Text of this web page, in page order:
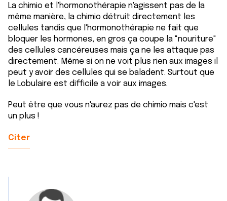
La chimio et l'hormonothérapie n'agissent pas de la
même manière, la chimio détruit directement les
cellules tandis que l'hormonothérapie ne fait que
bloquer les hormones, en gros ça coupe la "nouriture"
des cellules cancéreuses mais ça ne les attaque pas
directement. Même si on ne voit plus rien aux images il
peut y avoir des cellules qui se baladent. Surtout que
le Lobulaire est difficile a voir aux images.
Peut être que vous n'aurez pas de chimio mais c'est
un plus !
Citer